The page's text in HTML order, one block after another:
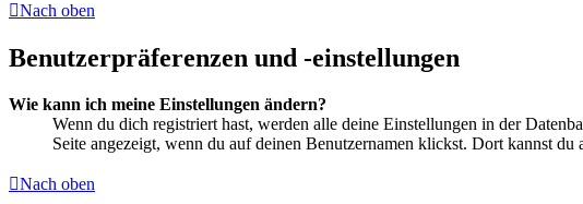
Nach oben
Benutzerpräferenzen und -einstellungen
Wie kann ich meine Einstellungen ändern?
Wenn du dich registriert hast, werden alle deine Einstellungen in der
Seite angezeigt, wenn du auf deinen Benutzernamen klickst. Dort kannst du
Nach oben